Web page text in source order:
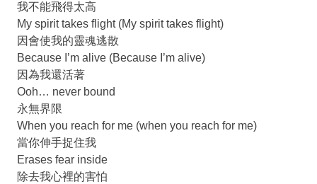
我不能飛得太高
My spirit takes flight (My spirit takes flight)
因會使我的靈魂逃散
Because I’m alive (Because I’m alive)
因為我還活著
Ooh… never bound
永無界限
When you reach for me (when you reach for me)
當你伸手捉住我
Erases fear inside
除去我心裡的害怕